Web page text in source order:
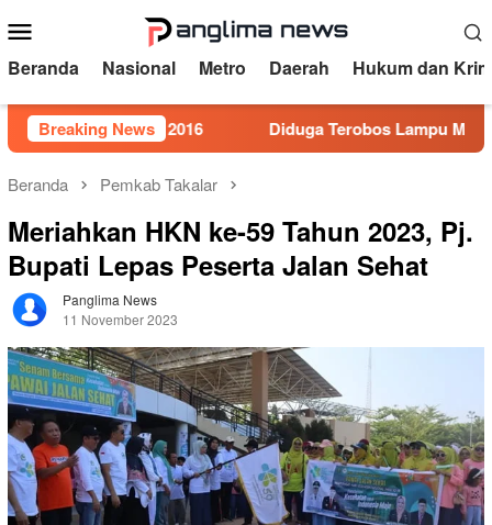
ke
kontenMobile
Beranda Nasional Metro Daerah Hukum dan
Breaking News
5 Tahun 2016 Diduga Terobos Lampu Merah,
Beranda Pemkab Takalar
Meriahkan HKN ke-59 Tahun 2023, Pj.
Bupati Lepas Peserta Jalan Sehat
Panglima News
11 November 2023